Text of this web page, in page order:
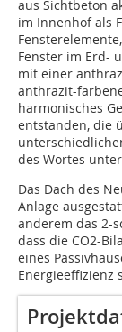
aus Sichtbeton
im Innenhof als
Fenster im Erd-
mit einer
anthrazit-
harmonisches
entstanden, die
des Wortes
Das Dach des
Anlage
anderem das 2-
dass die CO2-
eines
Energieeffizienz